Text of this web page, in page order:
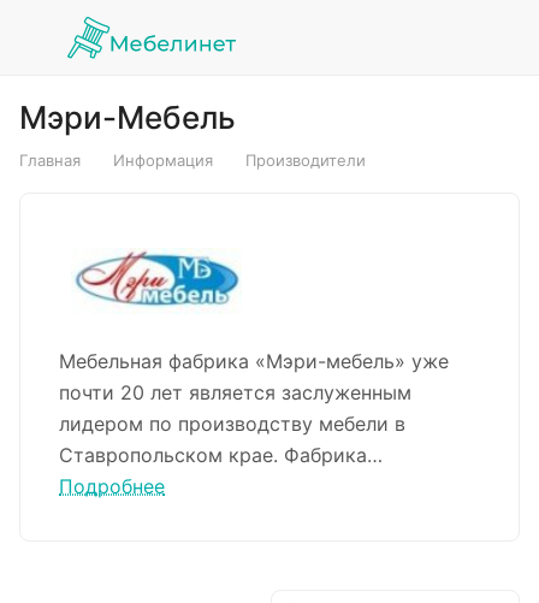
Мэри-Мебель
Главная Информация Производители
Мебельная фабрика «Мэри-мебель» уже
почти 20 лет является заслуженным
лидером по производству мебели в
Ставропольском крае. Фабрика
производит и качественную корпусную
Подробнее